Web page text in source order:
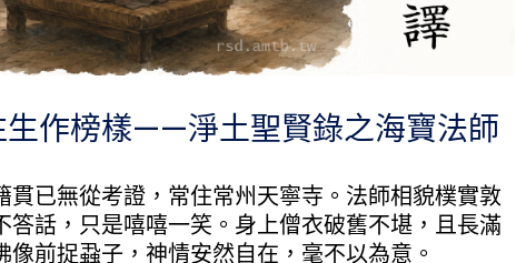
生作榜樣——淨土聖賢錄之海寶法師
已無從考證，常住常州天寧寺。法師相貌樸實敦
答話，只是嘻嘻一笑。身上僧衣破舊不堪，且長滿
前捉蝨子，神情安然自在，毫不以為意。